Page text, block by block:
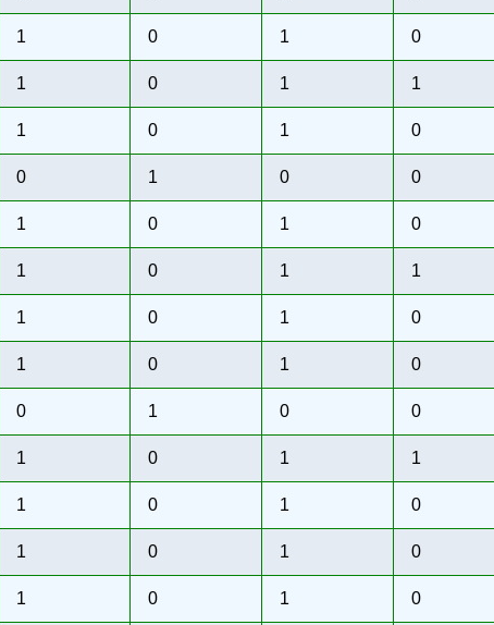
1 0 1 0
1 0 1 1
1 0 1 0
0 1 0 0
1 0 1 0
1 0 1 1
1 0 1 0
1 0 1 0
0 1 0 0
1 0 1 1
1 0 1 0
1 0 1 0
1 0 1 0